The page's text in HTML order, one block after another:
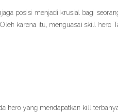
posisi menjadi krusial bagi
karena itu, menguasai skill hero
hero yang mendapatkan kill